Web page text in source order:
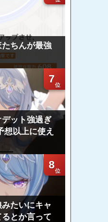
たちんが最強
7
デット強過ぎ
想以上に使え
8
みたいにキャ
とか言って